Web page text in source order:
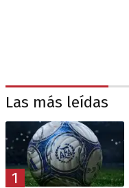
Las más leídas
1